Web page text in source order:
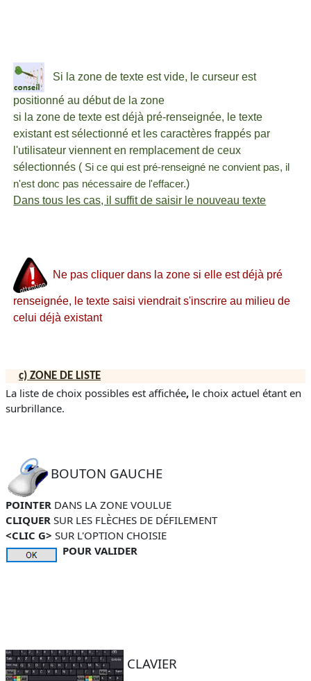
Si la zone de texte est vide, le curseur est
positionné au début de la zone
si la zone de texte est déjà pré-renseignée, le texte
existant est sélectionné et les caractères frappés par
l'utilisateur viennent en remplacement de ceux
sélectionnés ( Si ce qui est pré-renseigné ne convient pas, il
n'est donc pas nécessaire de l'effacer.)
Dans tous les cas, il suffit de saisir le nouveau texte
Ne pas cliquer dans la zone si elle est déjà pré
renseignée, le texte saisi viendrait s'inscrire au milieu de
celui déjà existant
c) ZONE DE LISTE
La liste de choix possibles est affichée, le choix actuel étant en
surbrillance.
BOUTON GAUCHE
POINTER DANS LA ZONE VOULUE
CLIQUER SUR LES FLÈCHES DE DÉFILEMENT
<CLIC G> SUR L'OPTION CHOISIE
POUR VALIDER
CLAVIER